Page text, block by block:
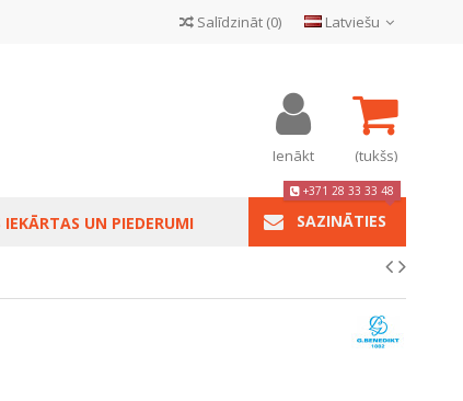
Latviešu
Salīdzināt (0)
(tukšs)
Ienākt
IEKĀRTAS UN PIEDERUMI SAZINĀTIES
+371 28 33 33 48